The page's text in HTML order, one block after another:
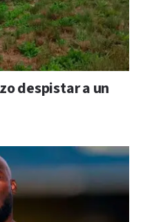
despistar a un